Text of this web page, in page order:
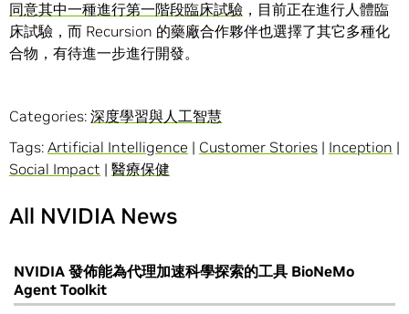
同意其中一種進行第一階段臨床試驗 ，目前正在進行人體臨
床試驗，而 Recursion 的藥廠合作夥伴也選擇了其它多種化
合物，有待進一步進行開發。
Categories: 深度學習與人工智慧
Tags: Artificial Intelligence | Customer Stories | Inception |
Social Impact | 醫療保健
All NVIDIA News
NVIDIA 發佈能為代理加速科學探索的工具 BioNeMo
Agent Toolkit